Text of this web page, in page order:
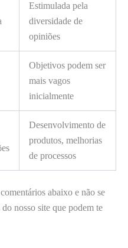
Estimulada pela
diversidade de
opiniões
Objetivos podem ser
mais vagos
inicialmente
Desenvolvimento de
produtos, melhorias
de processos
abaixo e não se
nosso site que podem te